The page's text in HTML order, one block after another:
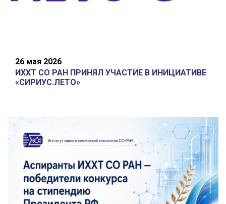
26 мая 2026
ИХХТ СО РАН ПРИНЯЛ УЧАСТИЕ В ИНИЦИАТИВЕ
«СИРИУС.ЛЕТО»